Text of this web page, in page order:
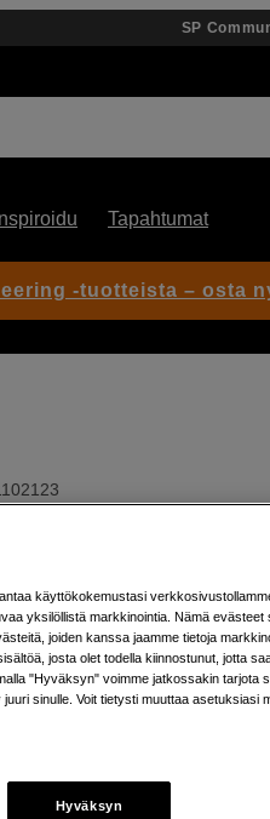
SP
Inspiroidu Tapahtumat
Mist 1/4 AGC 72mm
:Varastossa
myymälä: Varastotilanne
black mist efekti
-tuotteista – osta
käyttökokemustasi
yksilöllistä markkinointia. Nämä evästeet
joiden kanssa jaamme tietoja
josta olet todella kiinnostunut, jotta
"Hyväksyn" voimme jatkossakin tarjota
sinulle. Voit tietysti muuttaa asetuksiasi
Hyväksyn